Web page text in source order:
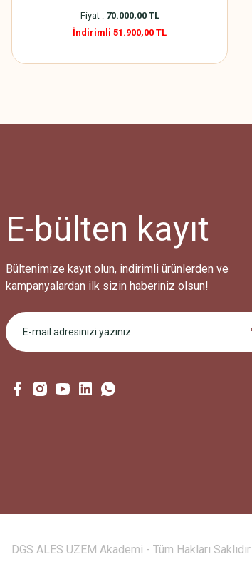
Fiyat : 70.000,00 TL
İndirimli 51.900,00 TL
E-bülten kayıt
Bültenimize kayıt olun, indirimli ürünlerden ve
kampanyalardan ilk sizin haberiniz olsun!
DGS ALES UZEM Akademi - Tüm Hakları Saklıdır.